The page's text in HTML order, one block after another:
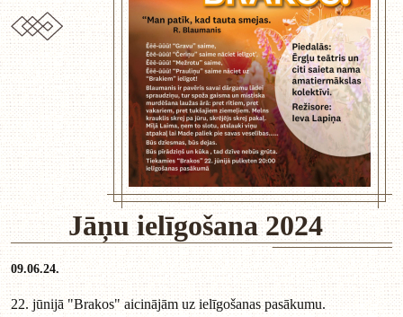
Jāņu ielīgošana 2024
09.06.24.
22. jūnijā "Brakos" aicinājām uz ielīgošanas pasākumu.